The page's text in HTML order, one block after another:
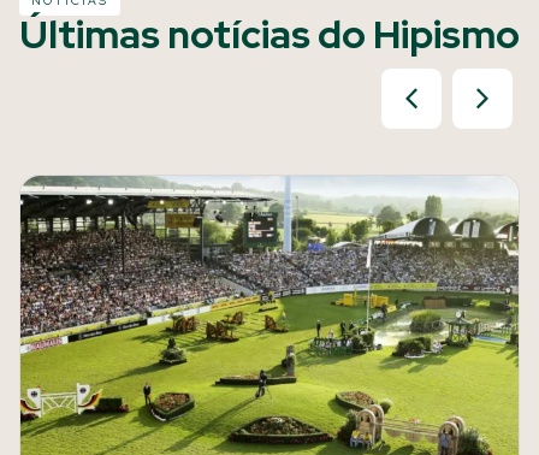
Últimas notícias do Hipismo